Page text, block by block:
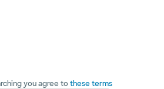
you agree tothese terms